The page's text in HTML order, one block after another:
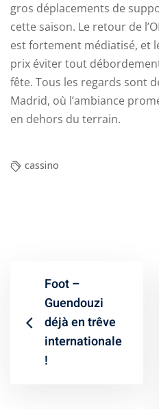
gros déplacements de
cette saison. Le retour de
est fortement médiatisé, et
prix éviter tout
fête. Tous les regards sont
Madrid, où l’ambiance
en dehors du terrain.
cassino
Foot –
Guendouzi
déjà en trêve
internationale
!